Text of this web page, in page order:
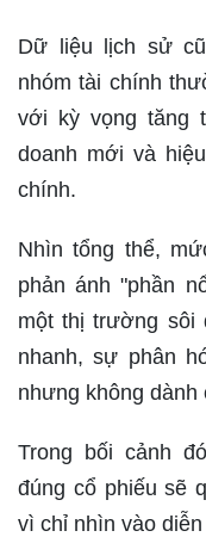
Dữ liệu lịch sử
nhóm tài chính
với kỳ vọng tăng
doanh mới và
chính.
Nhìn tổng thể,
phản ánh "phần
một thị trường sôi
nhanh, sự phân
nhưng không dành
Trong bối cảnh
đúng cổ phiếu sẽ
vì chỉ nhìn vào